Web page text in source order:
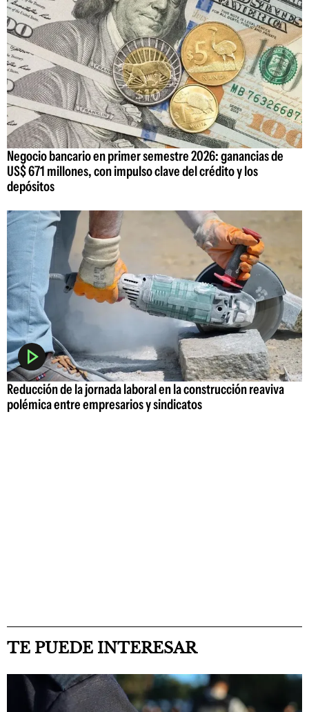
Negocio bancario en primer semestre 2026: ganancias de
US$ 671 millones, con impulso clave del crédito y los
depósitos
Reducción de la jornada laboral en la construcción reaviva
polémica entre empresarios y sindicatos
TE PUEDE INTERESAR